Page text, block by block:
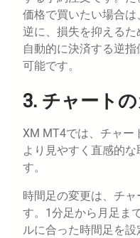
価格で買いたい場合は
逆に、損失を抑える
自動的に決済する逆
可能です。
3. チャート
XM MT4では、チャー
より見やすく直感的
す。
時間足の変更は、チ
す。1分足から月足ま
ルに合った時間足を設